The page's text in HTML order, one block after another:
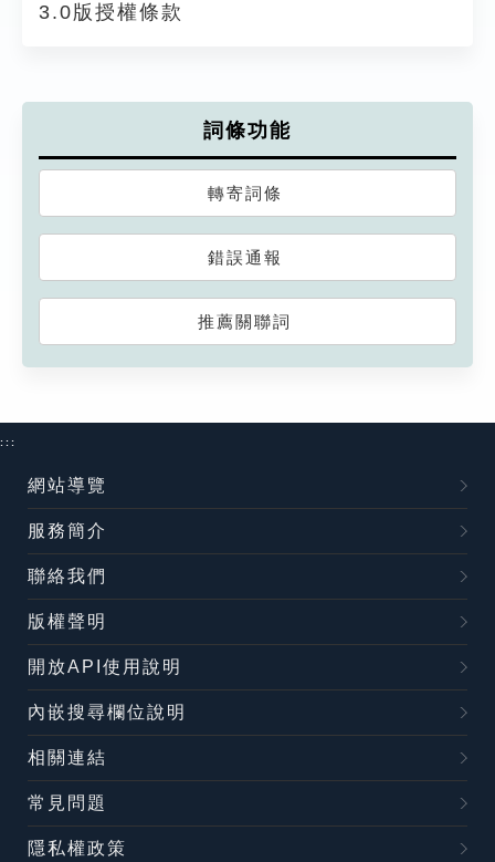
3.0版授權條款
詞條功能
轉寄詞條
錯誤通報
推薦關聯詞
:::
網站導覽
服務簡介
聯絡我們
版權聲明
開放API使用說明
內嵌搜尋欄位說明
相關連結
常見問題
隱私權政策